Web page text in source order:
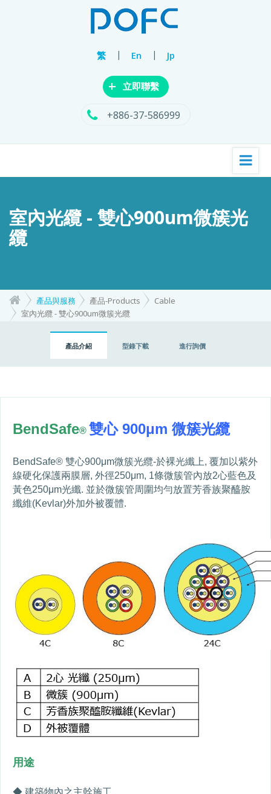
繁 | En | Jp
+ 立即聯繫
+886-37-586999
室內光纜 - 雙心900um微簇光
纜
產品與服務 產品-Products
Cable
室內光纜 - 雙心900um微簇光纜
產品介紹 型錄下載 進行詢價
BendSafe® 雙心900μm 微簇光纜
BendSafe® 雙心900μm微簇光纜-於裸光纖上, 覆加以紫外
線硬化保護兩膜層, 外徑250μm, 1條微簇管內放2心藍色及
黃色250μm光纖. 並於微簇管周圍均勻放置芳香族聚醯胺
纖維(Kevlar)外加外被覆體.
用途
◆ 建築物內之主幹施工